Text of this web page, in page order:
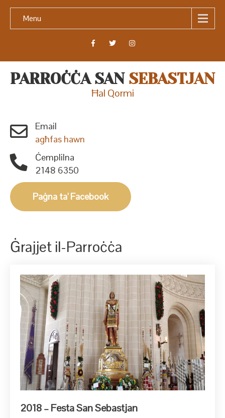
Menu
PARROĊĊA SAN SEBASTJAN
Ħal Qormi
Email
agħfas hawn
Ċemplilna
2148 6350
Paġna ta' Facebook
Ġrajjet il-Parroċċa
2018 – Festa San Sebastjan